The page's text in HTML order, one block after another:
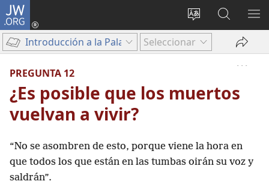
JW.ORG
Cambiar
idioma
del sitio
Iniciar
sesión
(abre
una
jw.org
Introducción a la Palabra de Dios
Seleccionar
PREGUNTA 12
¿Es posible que los muertos
vuelvan a vivir?
“No se asombren de esto, porque viene la hora en
que todos los que están en las tumbas oirán su voz y
saldrán”.